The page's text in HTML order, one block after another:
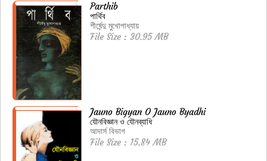
Parthib
পার্থিব
শীর্ষেন্দু মুখোপাধ্যায়
File Size : 30.95 MB
Jauno Bigyan O Jauno Byadhi
যৌনবিজ্ঞান ও যৌনব্যাধি
আদার্স বিভাগ
File Size : 15.84 MB